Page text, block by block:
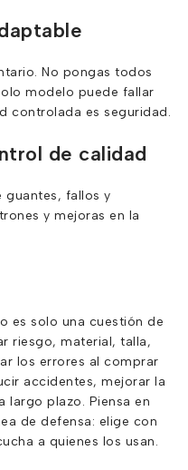
No pongas todos
modelo puede fallar
controlada es seguridad.
de calidad
guantes, fallos y
y mejoras en la
es solo una cuestión de
riesgo, material, talla,
los errores al comprar
accidentes, mejorar la
largo plazo. Piensa en
de defensa: elige con
a quienes los usan.